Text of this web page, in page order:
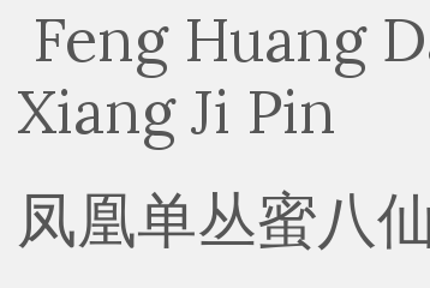
Feng Huang
Xiang Ji Pin
凤凰单丛蜜八